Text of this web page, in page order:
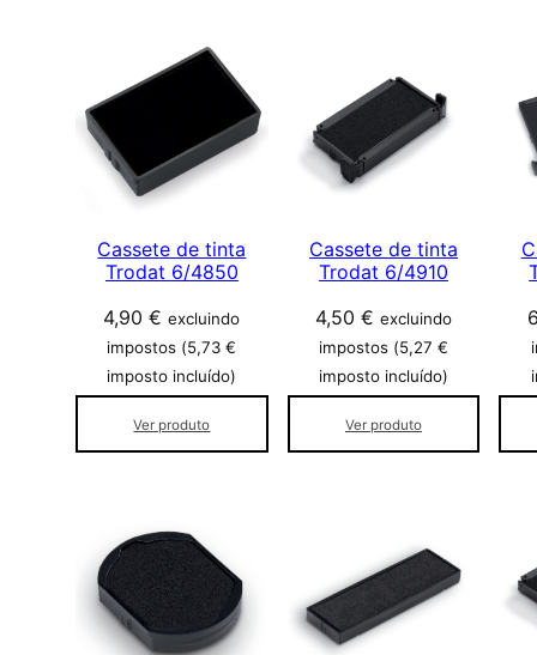
Cassete de tinta
Trodat 6/4850
4,90€ excluindo
impostos (5,73€
imposto incluído)
Ver produto
Cassete de tinta
Trodat 6/4910
4,50€ excluindo
impostos (5,27€
imposto incluído)
Ver produto